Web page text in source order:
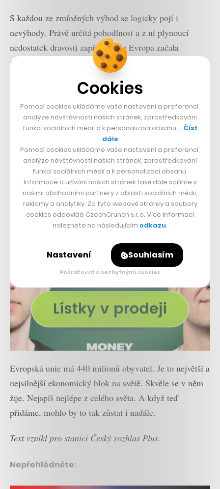
S každou ze zmíněných výhod se logicky pojí i
nevýhody. Právě určitá pohodlnost a z ní plynoucí
nedostatek dravosti zapříčinil, že Evropa začala
pokulhávat. Američané, kteří jsou nucení myslet a šetřit
na doktory, na školy, na penzi, se umí vybičovat k
větším výkonům. Jenže každý, kdo v USA někdy byl,
ví, že to není ráj na zemi. A že když tam člověk má do
života jen o něco méně štěstí, protloukat se jím je pak
setsakramentsky těžké. Těžší než v Evropě.
Evropská unie má 440 milionů obyvatel. Je to největší a
nejsilnější ekonomický blok na světě. Skvěle se v něm
žije. Nejspíš nejlépe z celého světa. A když teď
přidáme, mohlo by to tak zůstat i nadále.
Text vznikl pro stanici Český rozhlas Plus.
Nepřehlédněte:
Cookies
Pomocí cookies ukládáme vaše nastavení a preferencí,
analýze návštěvnosti našich stránek, zprostředkování
funkcí sociálních médií a k personalizaci obsahu … Číst
dále
Pomocí cookies ukládáme vaše nastavení a preferencí,
analýze návštěvnosti našich stránek, zprostředkování
funkcí sociálních médií a k personalizaci obsahu.
Informace o užívání našich stránek také dále sdílíme s
našimi obchodními partnery z oblasti sociálních médií,
reklamy a analytiky. Za tyto webové stránky a soubory
cookies odpovídá CzechCrunch s.r.o. Více informací
naleznete na následujícím odkazu.
Nastavení Souhlasím
Pokračovat s nezbytnými cookies